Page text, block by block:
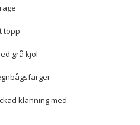
topp
grå kjol
klänning med